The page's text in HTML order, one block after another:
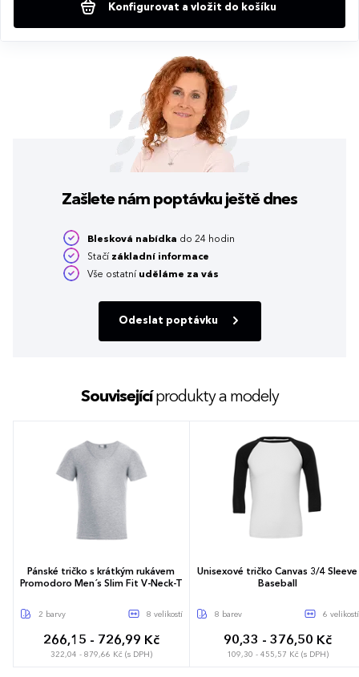
Konfigurovat a vložit do košíku
Zašlete nám poptávku ještě dnes
Blesková nabídka do 24 hodin
Stačí základní informace
Vše ostatní uděláme za vás
Odeslat poptávku
Souvisejícíprodukty a modely
Pánské tričko s krátkým rukávem
Promodoro Men´s Slim Fit V-Neck-T
2 barvy 8 velikostí
266,15 - 726,99 Kč
322,04 - 879,66 Kč (s DPH)
Unisexové tričko Canvas 3/4 Sleeve
Baseball
8 barev 6 velikostí
90,33 - 376,50 Kč
109,30 - 455,57 Kč (s DPH)